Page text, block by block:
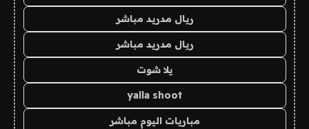
ريال مدريد مباشر
ريال مدريد مباشر
يلا شوت
yalla shoot
مباريات اليوم مباشر